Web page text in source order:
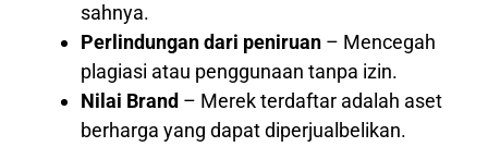
sahnya.
Perlindungan dari peniruan – Mencegah
plagiasi atau penggunaan tanpa izin.
Nilai Brand – Merek terdaftar adalah aset
berharga yang dapat diperjualbelikan.